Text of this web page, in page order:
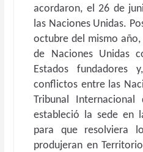
acordaron, el 26 de
las Naciones Unidas.
octubre del mismo
de Naciones Unidas
Estados
conflictos entre las
Tribunal Internacional
estableció la sede en
para que resolviera
produjeran en